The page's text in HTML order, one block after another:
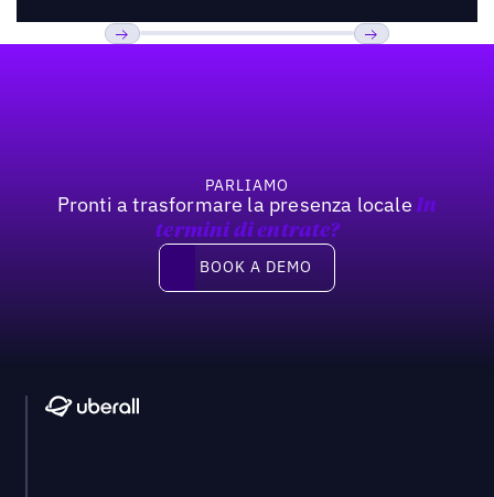
PARLIAMO
Pronti a trasformare la presenza locale In
termini di entrate?
Book a demo
BOOK A DEMO